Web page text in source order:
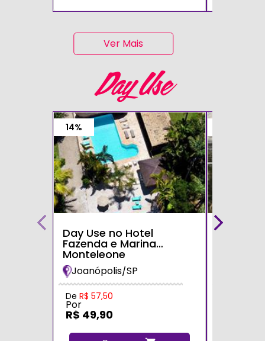
Ver Mais
Day Use
14%
Day Use no Hotel
Fazenda e Marina
Monteleone
Joanópolis/SP
De R$ 57,50
Por
R$ 49,90
Day Use